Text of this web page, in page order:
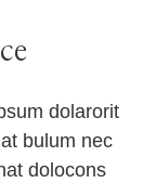
dolarorit
bulum nec
dolocons